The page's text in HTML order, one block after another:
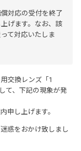
対応の受付を終了
げます。なお、該
て対応いたしま
交換レンズ「1
て、下記の現象が発
申し上げます。
惑をおかけ致しまし